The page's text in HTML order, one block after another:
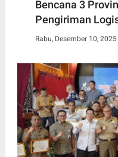
Bencana 3
Pengiriman
Rabu, Desember 10, 2025